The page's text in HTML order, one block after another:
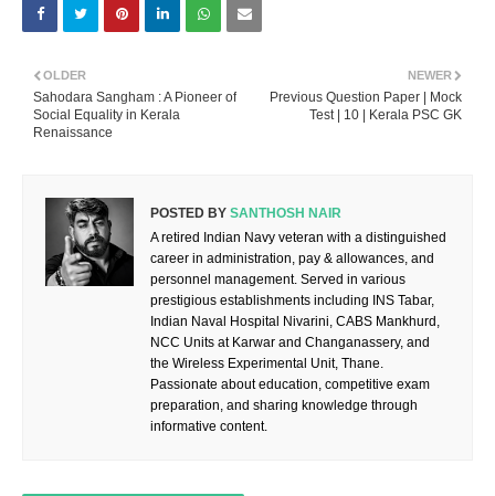
NEWER
Previous Question Paper | Mock
Test | 10 | Kerala PSC GK
OLDER
Sahodara Sangham : A Pioneer of
Social Equality in Kerala
Renaissance
POSTED BY SANTHOSH NAIR
A retired Indian Navy veteran with a distinguished
career in administration, pay & allowances, and
personnel management. Served in various
prestigious establishments including INS Tabar,
Indian Naval Hospital Nivarini, CABS Mankhurd,
NCC Units at Karwar and Changanassery, and
the Wireless Experimental Unit, Thane.
Passionate about education, competitive exam
preparation, and sharing knowledge through
informative content.